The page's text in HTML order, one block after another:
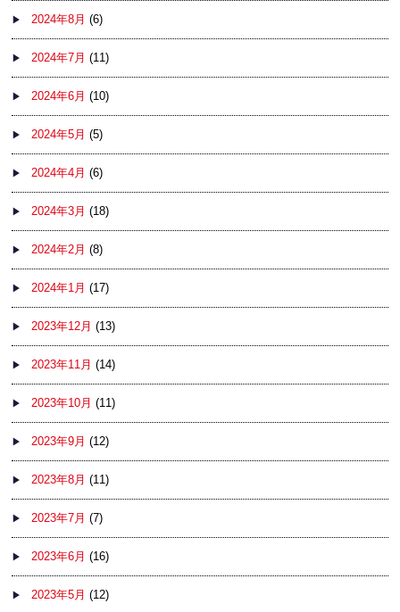
2024年8月 (6)
2024年7月 (11)
2024年6月 (10)
2024年5月 (5)
2024年4月 (6)
2024年3月 (18)
2024年2月 (8)
2024年1月 (17)
2023年12月 (13)
2023年11月 (14)
2023年10月 (11)
2023年9月 (12)
2023年8月 (11)
2023年7月 (7)
2023年6月 (16)
2023年5月 (12)